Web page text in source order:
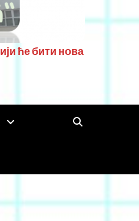
ће бити нова